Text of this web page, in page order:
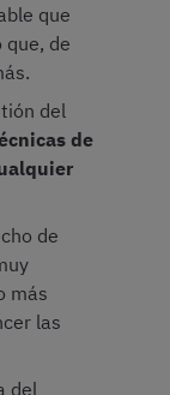
que
de
del
de
de
más
las
del